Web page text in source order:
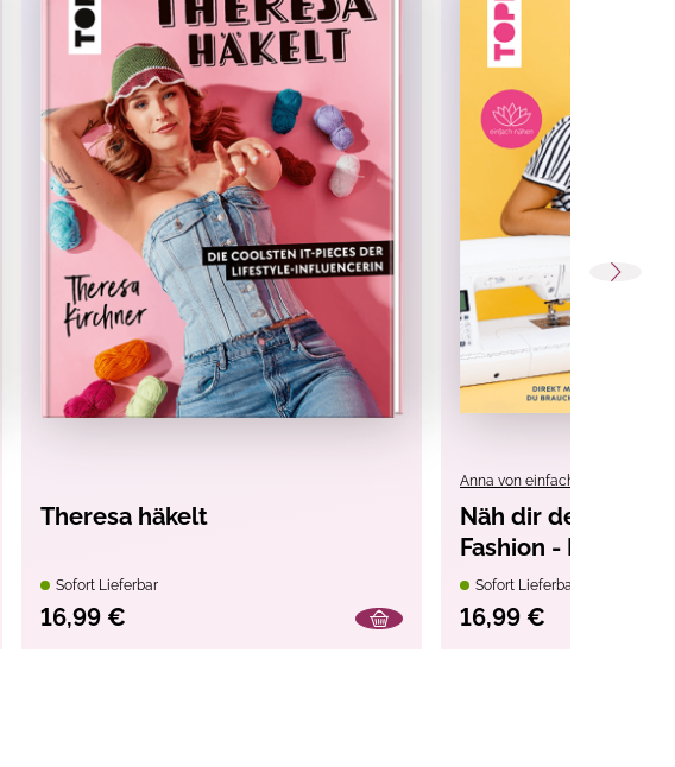
Theresa häkelt
Sofort Lieferbar
16,99 €
Anna von einfach nähen
Näh dir deinen
Fashion - Best of
Sofort Lieferbar
16,99 €